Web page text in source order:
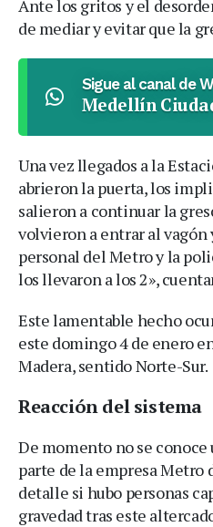
Ante los gritos y el
de mediar y evitar que la
Sigue al canal de
Medellín
Una vez llegados a la
abrieron la puerta, los
salieron a continuar la
volvieron a entrar al vagón
personal del Metro y la
los llevaron a los 2»,
Este lamentable hecho
este domingo 4 de enero
Madera, sentido Norte-Sur.
Reacción del sistema
De momento no se
parte de la empresa Metro
detalle si hubo personas
gravedad tras este